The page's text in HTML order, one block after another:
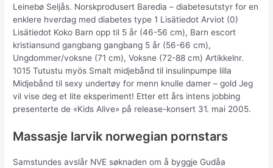
Leinebø Seljås. Norskprodusert Baredia – diabetesutstyr for en
enklere hverdag med diabetes type 1 Lisätiedot Arviot (0)
Lisätiedot Koko Barn opp til 5 år (46-56 cm), Barn escort
kristiansund gangbang gangbang 5 år (56-66 cm),
Ungdommer/voksne (71 cm), Voksne (72-88 cm) Artikkelnr.
1015 Tutustu myös Smalt midjebånd til insulinpumpe lilla
Midjebånd til sexy undertøy for menn knulle damer – gold Jeg
vil vise deg et lite eksperiment! Etter ett års intens jobbing
presenterte de «Kids Alive» på release-konsert 31. mai 2005.
Massasje larvik norwegian pornstars
Samstundes avslår NVE søknaden om å byggje Gudåa